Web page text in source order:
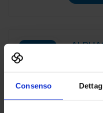
Consenso
ALPHACAM è il CAD-CAM distribuito da Licom Systems . E'